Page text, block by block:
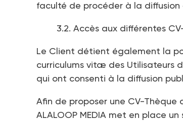
faculté de procéder à la diffusion
3.2. Accès aux différentes
Le Client détient également la
curriculums vitæ des Utilisateurs
qui ont consenti à la diffusion
Afin de proposer une CV-Thèque
ALALOOP MEDIA met en place